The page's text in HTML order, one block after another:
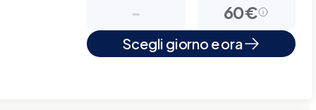
- 60€
Scegli giorno e ora